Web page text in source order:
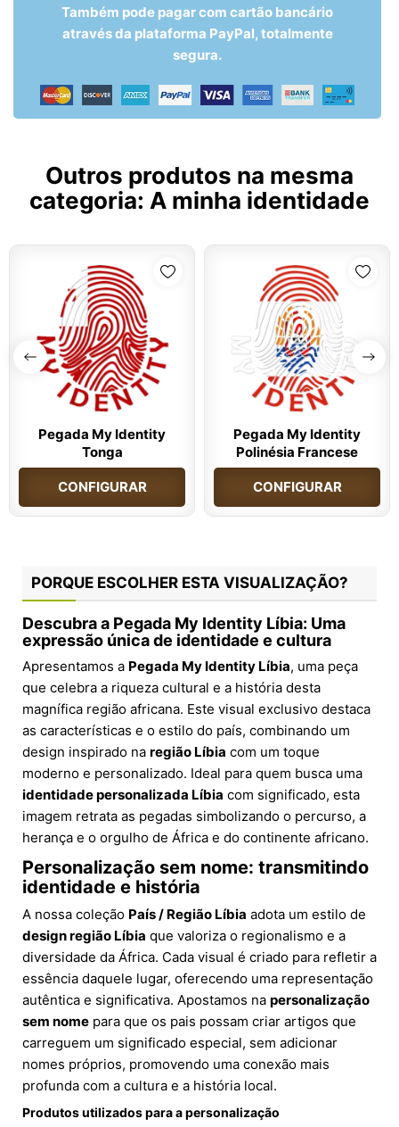
Também pode pagar com cartão bancário
através da plataforma PayPal, totalmente
segura.
Outros produtos na mesma
categoria: A minha identidade
Pegada My Identity
Tonga
CONFIGURAR
Pegada My Identity
Polinésia Francese
CONFIGURAR
PORQUE ESCOLHER ESTA VISUALIZAÇÃO?
Descubra a Pegada My Identity Líbia: Uma
expressão única de identidade e cultura
Apresentamos a Pegada My Identity Líbia, uma peça
que celebra a riqueza cultural e a história desta
magnífica região africana. Este visual exclusivo destaca
as características e o estilo do país, combinando um
design inspirado na região Líbia com um toque
moderno e personalizado. Ideal para quem busca uma
identidade personalizada Líbia com significado, esta
imagem retrata as pegadas simbolizando o percurso, a
herança e o orgulho de África e do continente africano.
Personalização sem nome: transmitindo
identidade e história
A nossa coleção País / Região Líbia adota um estilo de
design região Líbia que valoriza o regionalismo e a
diversidade da África. Cada visual é criado para refletir a
essência daquele lugar, oferecendo uma representação
autêntica e significativa. Apostamos na personalização
sem nome para que os pais possam criar artigos que
carreguem um significado especial, sem adicionar
nomes próprios, promovendo uma conexão mais
profunda com a cultura e a história local.
Produtos utilizados para a personalização